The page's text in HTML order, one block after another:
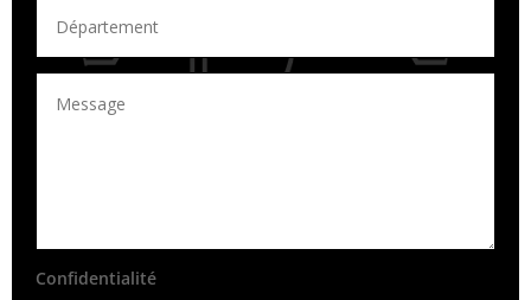
Confidentialité